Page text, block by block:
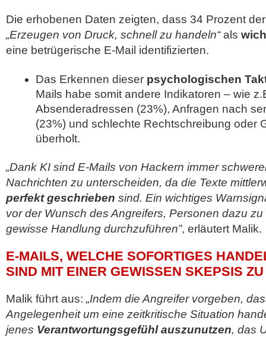
Die erhobenen Daten zeigten, dass 34 Prozent
„Erzeugen von Druck, schnell zu handeln“als
eine betrügerische E-Mail identifizierten.
Das Erkennen dieser psychologischen
Mails habe somit andere Indikatoren – wie
Absenderadressen (23%), Anfragen nach
(23%) und schlechte Rechtschreibung oder
überholt.
„Dank KI sind E-Mails von Hackern immer
Nachrichten zu unterscheiden, da die Texte
perfekt geschrieben sind. Ein wichtiges
vor der Wunsch des Angreifers, Personen dazu
gewisse Handlung durchzuführen”, erläutert Malik.
E-MAILS, WELCHE SOFORTIGES
SIND MIT EINER GEWISSEN SKEPSIS
Malik führt aus: „Indem die Angreifer vorgeben,
Angelegenheit um eine zeitkritische Situation
jenes Verantwortungsgefühl auszunutzen, das